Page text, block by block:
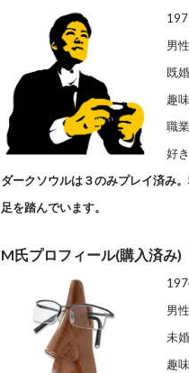
男性
既
趣
職
好
ダークソウルは３のみプレイ済み
足を踏んでいます。
M氏プロフィール(購入済み)
男性
未婚
趣